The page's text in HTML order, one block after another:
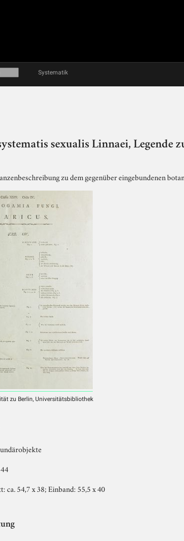
Systematik
sexualis Linnaei, Legende
zu dem gegenüber eingebundenen
zu Berlin, Universitätsbibliothek
ca. 54,7 x 38; Einband: 55,5 x 40